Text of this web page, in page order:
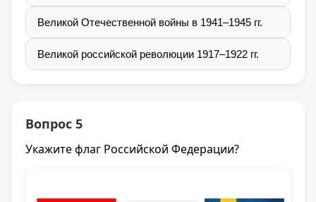
Великой Отечественной войны в 1941–1945 гг.
Великой российской революции 1917–1922 гг.
Вопрос 5
Укажите флаг Российской Федерации?